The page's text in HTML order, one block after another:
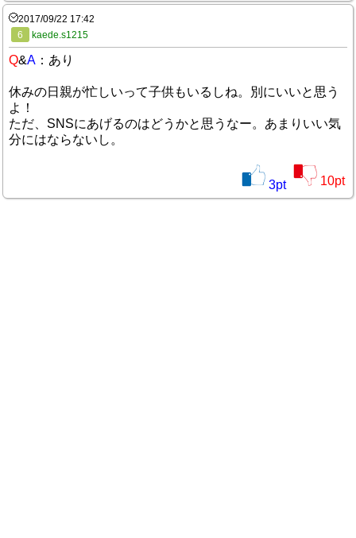
2017/09/22 17:42
6
kaede.s1215
Q&A ：あり
休みの日親が忙しいって子供もいるしね。別にいいと思う
よ！
ただ、SNSにあげるのはどうかと思うなー。あまりいい気
分にはならないし。
3pt 10pt